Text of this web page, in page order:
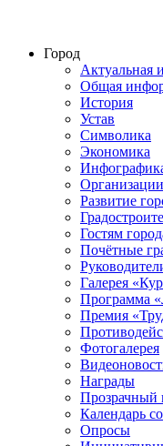
Город
Актуальная
Общая
История
Устав
Символика
Экономика
Организации
Развитие
Гостям
Почётные
Галерея
Программа
Премия
Фотогалерея
Награды
Прозрачный
Календарь
Опросы